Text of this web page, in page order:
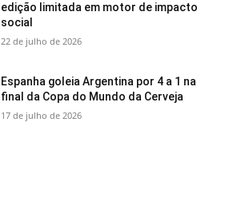
edição limitada em motor de impacto
social
22 de julho de 2026
Espanha goleia Argentina por 4 a 1 na
final da Copa do Mundo da Cerveja
17 de julho de 2026